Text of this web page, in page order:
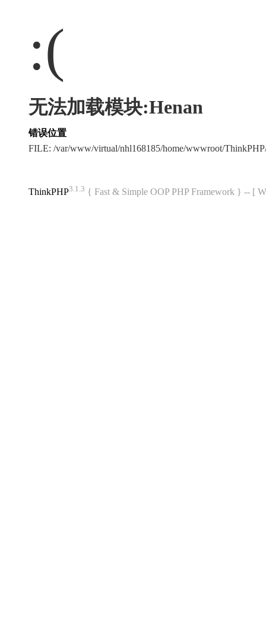
:(
无法加载模块:Henan
错误位置
FILE: /var/www/virtual/nhl168185/home/wwwroot/
ThinkPHP3.1.3 { Fast & Simple OOP PHP Framework } -- [